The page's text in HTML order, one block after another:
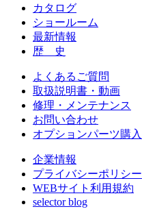
カタログ
ショールーム
最新情報
歴 史
よくあるご質問
取扱説明書・動画
修理・メンテナンス
お問い合わせ
オプションパーツ購入
企業情報
プライバシーポリシー
WEBサイト利用規約
selector blog